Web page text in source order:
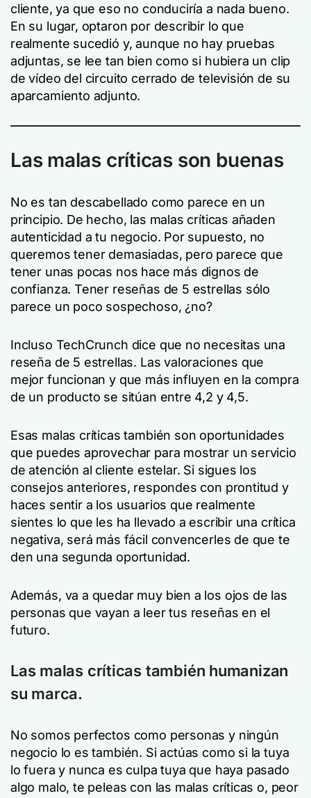
cliente, ya que eso no conduciría a nada bueno.
En su lugar, optaron por describir lo que
realmente sucedió y, aunque no hay pruebas
adjuntas, se lee tan bien como si hubiera un clip
de vídeo del circuito cerrado de televisión de su
aparcamiento adjunto.
Las malas críticas son buenas
No es tan descabellado como parece en un
principio. De hecho, las malas críticas añaden
autenticidad a tu negocio. Por supuesto, no
queremos tener demasiadas, pero parece que
tener unas pocas nos hace más dignos de
confianza. Tener reseñas de 5 estrellas sólo
parece un poco sospechoso, ¿no?
Incluso TechCrunch dice que no necesitas una
reseña de 5 estrellas. Las valoraciones que
mejor funcionan y que más influyen en la compra
de un producto se sitúan entre 4,2 y 4,5.
Esas malas críticas también son oportunidades
que puedes aprovechar para mostrar un servicio
de atención al cliente estelar. Si sigues los
consejos anteriores, respondes con prontitud y
haces sentir a los usuarios que realmente
sientes lo que les ha llevado a escribir una crítica
negativa, será más fácil convencerles de que te
den una segunda oportunidad.
Además, va a quedar muy bien a los ojos de las
personas que vayan a leer tus reseñas en el
futuro.
Las malas críticas también humanizan
su marca.
No somos perfectos como personas y ningún
negocio lo es también. Si actúas como si la tuya
lo fuera y nunca es culpa tuya que haya pasado
algo malo, te peleas con las malas críticas o, peor